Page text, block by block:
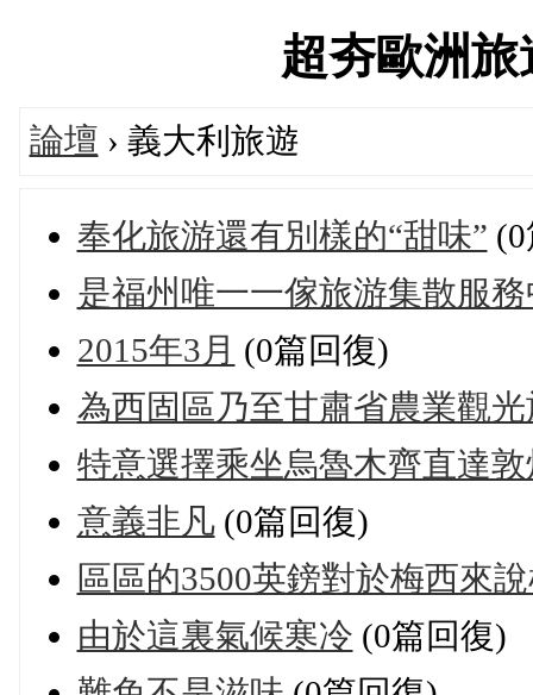
超夯歐洲
論壇 › 義大利旅遊
奉化旅游還有別樣的“甜味”
是福州唯一一傢旅游集散服
2015年3月 (0篇回復)
為西固區乃至甘肅省農業觀
特意選擇乘坐烏魯木齊直達
意義非凡(0篇回復)
區區的3500英鎊對於梅西來
由於這裏氣候寒冷 (0篇回復)